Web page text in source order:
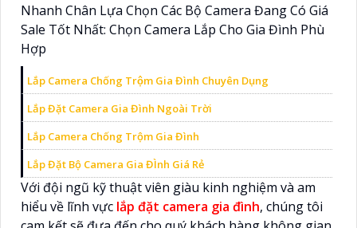
Nhanh Chân Lựa Chọn Các Bộ Camera Đang Có Giá
Sale Tốt Nhất: Chọn Camera Lắp Cho Gia Đình Phù
Hợp
Lắp Camera Chống Trộm Gia Đình Chuyên Dụng
Lắp Đặt Camera Gia Đình Ngoài Trời
Lắp Camera Chống Trộm Gia Đình
Lắp Đặt Bộ Camera Gia ĐÌnh Giá Rẻ
Với đội ngũ kỹ thuật viên giàu kinh nghiệm và am
hiểu về lĩnh vực lắp đặt camera gia đình, chúng tôi